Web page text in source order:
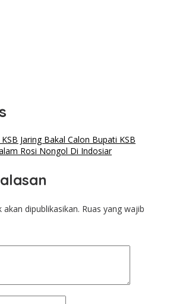
Jaring Bakal Calon Bupati KSB
Rosi Nongol Di Indosiar
dipublikasikan. Ruas yang wajib